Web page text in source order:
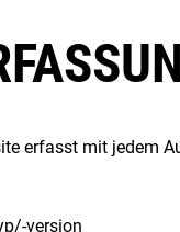
erfasst mit jedem
version